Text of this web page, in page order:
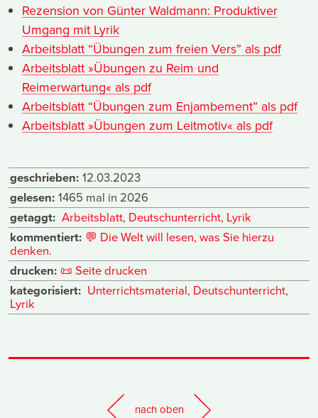
Rezension von Günter Waldmann: Produktiver
Umgang mit Lyrik
Arbeitsblatt “Übungen zum freien Vers” als pdf
Arbeitsblatt »Übungen zu Reim und
Reimerwartung« als pdf
Arbeitsblatt “Übungen zum Enjambement” als pdf
Arbeitsblatt »Übungen zum Leitmotiv« als pdf
geschrieben: 12.03.2023
gelesen: 1465 mal in 2026
getaggt: Arbeitsblatt, Deutschunterricht, Lyrik
kommentiert: 💬 Die Welt will lesen, was Sie hierzu
denken.
drucken: 📜 Seite drucken
kategorisiert: Unterrichtsmaterial, Deutschunterricht,
Lyrik
nach oben